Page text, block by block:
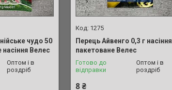
чудо 50
насіння Велес
Оптом і в
роздріб
1275
Перець Айвенго 0,3 г насіння
пакетоване Велес
Готово до
відправки
Оптом і в
роздріб
8 ₴